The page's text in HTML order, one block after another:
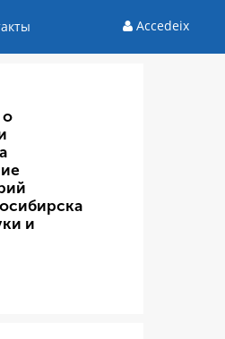
Accedeix
о
и